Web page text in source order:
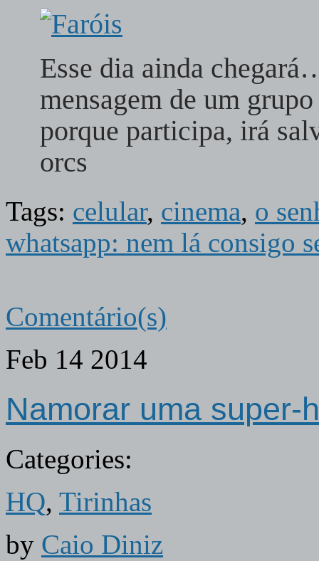
Esse dia ainda
mensagem de um
porque participa, irá
orcs
Tags: celular, cinema, o
whatsapp: nem lá consigo
Comentário(s)
Feb 14 2014
Namorar uma super-
Categories:
HQ, Tirinhas
by Caio Diniz